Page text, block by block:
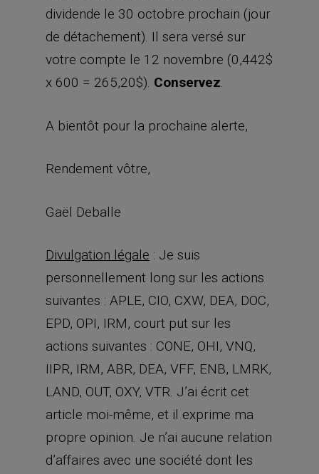
dividende le 30 octobre prochain (jour
de détachement). Il sera versé sur
votre compte le 12 novembre (0,442$
x 600 = 265,20$). Conservez.
A bientôt pour la prochaine alerte,
Rendement vôtre,
Gaël Deballe
Divulgation légale : Je suis
personnellement long sur les actions
suivantes : APLE, CIO, CXW, DEA, DOC,
EPD, OPI, IRM, court put sur les
actions suivantes : CONE, OHI, VNQ,
IIPR, IRM, ABR, DEA, VFF, ENB, LMRK,
LAND, OUT, OXY, VTR. J’ai écrit cet
article moi-même, et il exprime ma
propre opinion. Je n’ai aucune relation
d’affaires avec une société dont les